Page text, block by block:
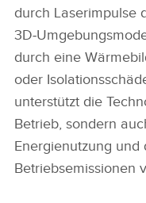
durch Laserimpulse
durch eine
oder
unterstützt die
Betrieb, sondern
Energienutzung und
Betriebsemissionen